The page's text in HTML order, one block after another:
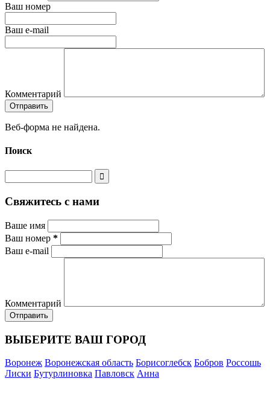
Ваш номер
Ваш e-mail
Комментарий
Веб-форма не найдена.
Поиск
Свяжитесь с нами
Ваше имя
Ваш номер *
Ваш e-mail
Комментарий
ВЫБЕРИТЕ ВАШ ГОРОД
Воронеж Воронежская область Борисоглебск Бобров Россошь
Лиски Бутурлиновка Павловск Анна